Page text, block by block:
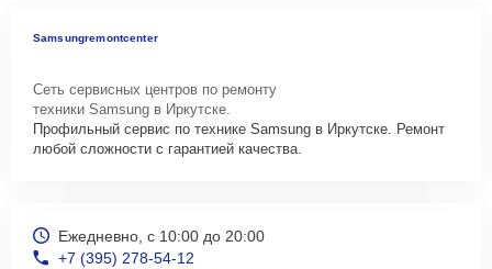
Samsungremontcenter
Сеть сервисных центров по ремонту
техники Samsung в Иркутске.
Профильный сервис по технике Samsung в Иркутске. Ремонт
любой сложности с гарантией качества.
Ежедневно, с 10:00 до 20:00
+7 (395) 278-54-12